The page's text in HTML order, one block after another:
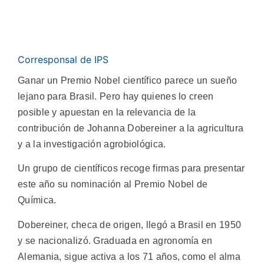
Corresponsal de IPS
Ganar un Premio Nobel científico parece un sueño
lejano para Brasil. Pero hay quienes lo creen
posible y apuestan en la relevancia de la
contribución de Johanna Dobereiner a la agricultura
y a la investigación agrobiológica.
Un grupo de científicos recoge firmas para presentar
este año su nominación al Premio Nobel de
Química.
Dobereiner, checa de origen, llegó a Brasil en 1950
y se nacionalizó. Graduada en agronomía en
Alemania, sigue activa a los 71 años, como el alma